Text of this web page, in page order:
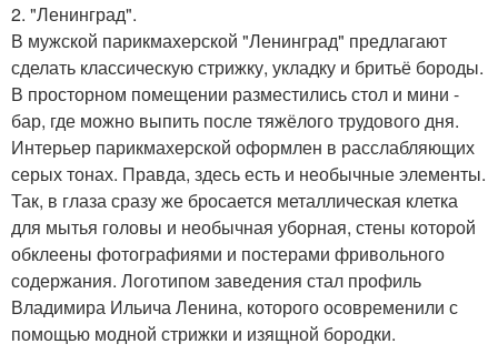
2. "Ленинград".
В мужской парикмахерской "Ленинград" предлагают
сделать классическую стрижку, укладку и бритьё бороды.
В просторном помещении разместились стол и мини -
бар, где можно выпить после тяжёлого трудового дня.
Интерьер парикмахерской оформлен в расслабляющих
серых тонах. Правда, здесь есть и необычные элементы.
Так, в глаза сразу же бросается металлическая клетка
для мытья головы и необычная уборная, стены которой
обклеены фотографиями и постерами фривольного
содержания. Логотипом заведения стал профиль
Владимира Ильича Ленина, которого осовременили с
помощью модной стрижки и изящной бородки.